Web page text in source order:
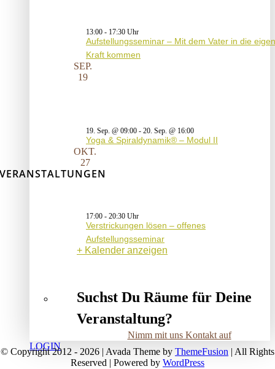
13:00 - 17:30
Aufstellungsseminar – Mit dem Vater in die
Kraft kommen
SEP.
19
19. Sep. @ 09:00 - 20. Sep. @ 16:00
Yoga & Spiraldynamik® – Modul II
OKT.
27
17:00 - 20:30
Verstrickungen lösen – offenes
Aufstellungsseminar
Kalender anzeigen
Suchst Du Räume für Deine
Veranstaltung?
Nimm mit uns Kontakt auf
LOGIN
VERANSTALTUNGEN
© Copyright 2012 - 2026 | Avada Theme by ThemeFusion | All Rights
Reserved | Powered by WordPress